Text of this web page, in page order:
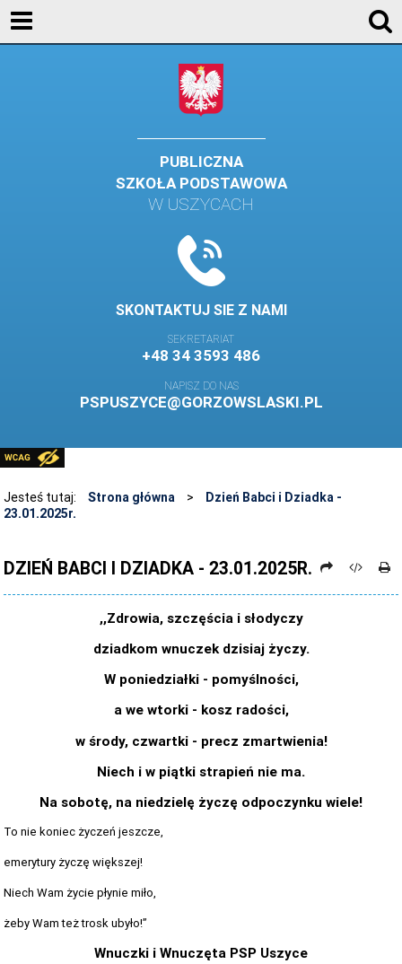
PUBLICZNA
SZKOŁA PODSTAWOWA
W USZYCACH
SKONTAKTUJ SIE Z NAMI
SEKRETARIAT
+48 34 3593 486
NAPISZ DO NAS
PSPUSZYCE@GORZOWSLASKI.PL
STANDARDY OCHRONY MAŁOLETNICH
PRZECIWDZIAŁANIE PRZEMOCY RÓWIEŚNICZEJ
LABORATORIUM PRZYSZŁOŚCI
KONKURSY
ZAWODY SPORTOWE
ARCHIWUM STRONY
Jesteś tutaj: Strona główna >
Dzień Babci i Dziadka -
23.01.2025r.
DZIEŃ BABCI I DZIADKA - 23.01.2025R.
,,Zdrowia, szczęścia i słodyczy
dziadkom wnuczek dzisiaj życzy.
W poniedziałki - pomyślności,
a we wtorki - kosz radości,
w środy, czwartki - precz zmartwienia!
Niech i w piątki strapień nie ma.
Na sobotę, na niedzielę życzę odpoczynku wiele!
To nie koniec życzeń jeszcze,
emerytury życzę większej!
Niech Wam życie płynie miło,
żeby Wam też trosk ubyło!”
Wnuczki i Wnuczęta PSP Uszyce